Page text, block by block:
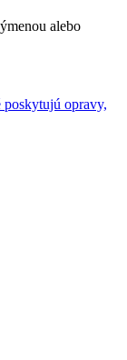
alebo
poskytujú opravy,